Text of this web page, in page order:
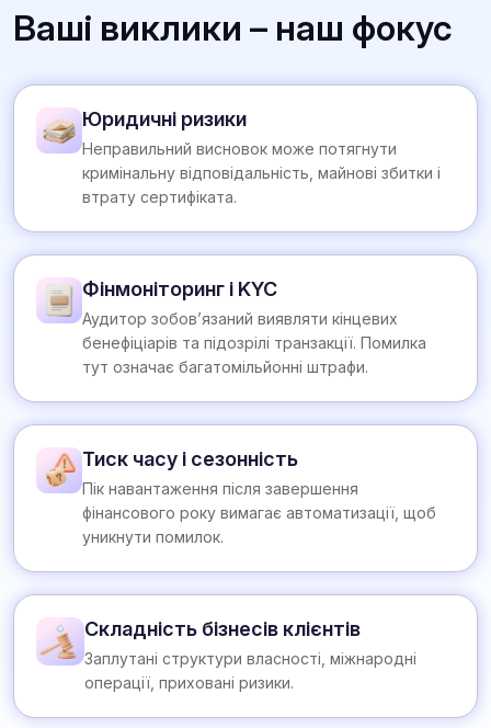
Ваші виклики – наш фокус
Юридичні ризики
Неправильний висновок може потягнути
кримінальну відповідальність, майнові збитки і
втрату сертифіката.
Фінмоніторинг і KYC
Аудитор зобов’язаний виявляти кінцевих
бенефіціарів та підозрілі транзакції. Помилка
тут означає багатомільйонні штрафи.
Тиск часу і сезонність
Пік навантаження після завершення
фінансового року вимагає автоматизації, щоб
уникнути помилок.
Складність бізнесів клієнтів
Заплутані структури власності, міжнародні
операції, приховані ризики.